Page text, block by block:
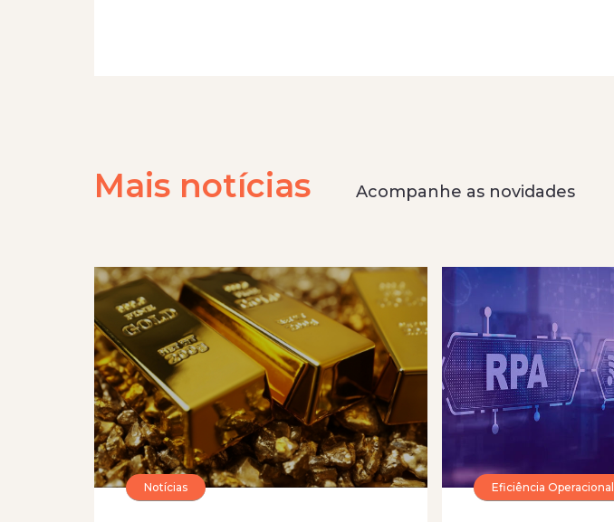
Mais notícias Acompanhe as novidades
Notícias Eficiência Operacional